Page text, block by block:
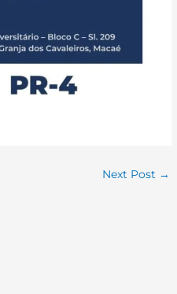
Next Post →